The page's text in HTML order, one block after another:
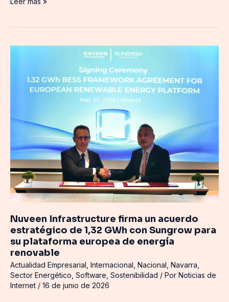
Nuveen Infrastructure firma un acuerdo
estratégico de 1,32 GWh con Sungrow para
su plataforma europea de energía
renovable
Actualidad Empresarial Internacional Nacional Navarra
Sector Energético Software Sostenibilidad / Por Noticias de
Internet / 16 de junio de 2026
de
GWh
Sungrow
para
su
plataforma
europea
de
energía
renovable